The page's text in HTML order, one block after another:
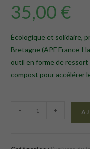
35,00 €
Écologique et solidaire,
Bretagne (APF France-
outil en forme de
compost pour accélérer
quantité
Compost
- +